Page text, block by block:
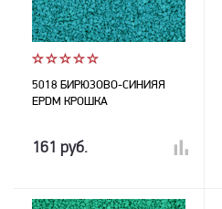
5018 БИРЮЗОВО-СИНИЯЯ
EPDM КРОШКА
161 руб.